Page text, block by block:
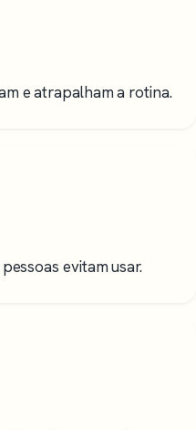
e atrapalham a rotina.
evitam usar.